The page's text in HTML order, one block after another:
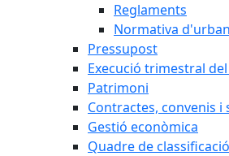
Reglaments
Normativa
Pressupost
Execució trimestral
Patrimoni
Contractes, convenis i
Gestió econòmica
Quadre de